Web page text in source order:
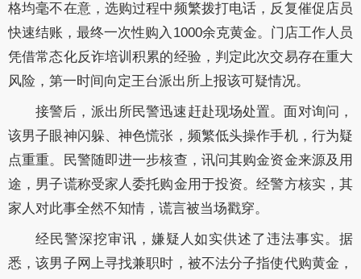
格均毫不在意，选购过程中频繁拨打电话，反复催促店员
快速结账，最终一次性购入1000余克黄金。门店工作人员
凭借常态化反诈培训积累的经验，判定此次交易存在重大
风险，第一时间向定王台派出所上报该可疑情况。
接警后，派出所民警迅速赶赴现场处置。面对询问，
该男子眼神闪躲、神色慌张，频繁低头操作手机，行为疑
点重重。民警随即进一步核查，讯问其购金资金来源及用
途，男子谎称受家人委托购金用于投资。经警方核实，其
家人对此事全然不知情，谎言被当场戳穿。
经民警深挖审讯，嫌疑人如实供述了违法事实。据
悉，该男子网上寻找兼职时，被不法分子指使代购黄金，